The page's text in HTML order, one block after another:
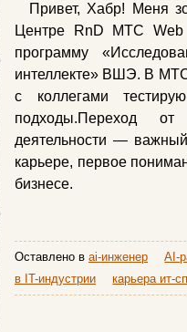
Привет, Хабр! Меня
Центре RnD МТС Web
программу
интеллекте» ВШЭ. В
с коллегами
подходы.Переход
деятельности —
карьере, первое
бизнесе.
Оставлено в ai-инженер AI-
в IT-индустрии
карьера ит-